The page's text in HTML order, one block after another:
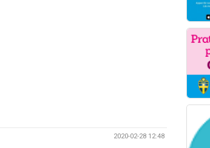
2020-02-28 12:48